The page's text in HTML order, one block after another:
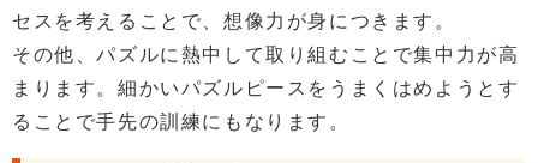
セスを考えることで、想像力が身につきます。
その他、パズルに熱中して取り組むことで集中力が高
まります。細かいパズルピースをうまくはめようとす
ることで手先の訓練にもなります。